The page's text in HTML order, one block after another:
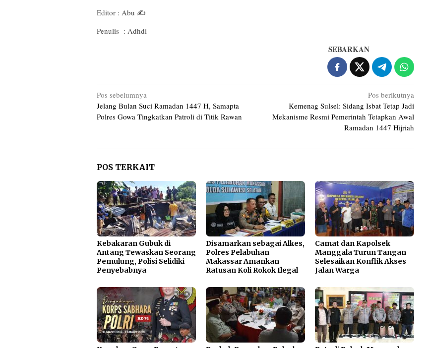
Editor : Abu ✍️
Penulis : Adhdi
SEBARKAN
Navigasi
pos
Pos sebelumnya
Jelang Bulan Suci Ramadan 1447 H, Samapta
Polres Gowa Tingkatkan Patroli di Titik Rawan
Pos berikutnya
Kemenag Sulsel: Sidang Isbat Tetap Jadi
Mekanisme Resmi Pemerintah Tetapkan Awal
Ramadan 1447 Hijriah
POS TERKAIT
Kebakaran Gubuk di
Antang Tewaskan Seorang
Pemulung, Polisi Selidiki
Penyebabnya
Disamarkan sebagai Alkes,
Polres Pelabuhan
Makassar Amankan
Ratusan Koli Rokok Ilegal
Camat dan Kapolsek
Manggala Turun Tangan
Selesaikan Konflik Akses
Jalan Warga